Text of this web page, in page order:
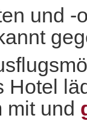
und -
Hotel
mit und